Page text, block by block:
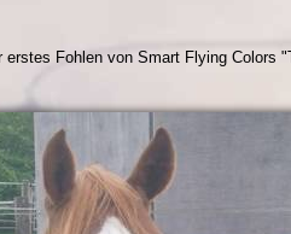
erstes Fohlen von Smart Flying Colors